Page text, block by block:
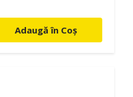
Adaugă în Coș